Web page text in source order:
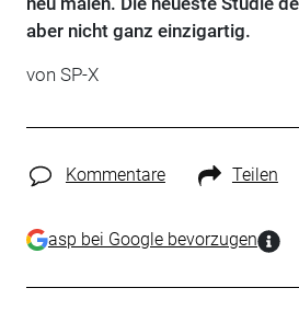
aber nicht ganz einzigartig.
von SP-X
Kommentare Teilen
asp bei Google bevorzugen